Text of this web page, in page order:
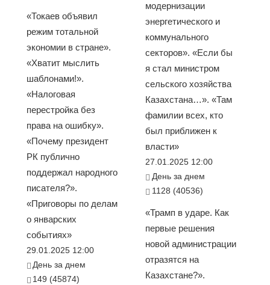
«Токаев объявил
режим тотальной
экономии в стране».
«Хватит мыслить
шаблонами!».
«Налоговая
перестройка без
права на ошибку».
«Почему президент
РК публично
поддержал народного
писателя?».
«Приговоры по делам
о январских
событиях»
29.01.2025 12:00
День за днем
149 (45874)
модернизации
энергетического и
коммунального
секторов». «Если бы
я стал министром
сельского хозяйства
Казахстана…». «Там
фамилии всех, кто
был приближен к
власти»
27.01.2025 12:00
День за днем
1128 (40536)
«Трамп в ударе. Как
первые решения
новой администрации
отразятся на
Казахстане?».